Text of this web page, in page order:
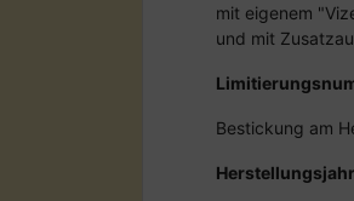
mit eigenem
und mit
Bestickung am